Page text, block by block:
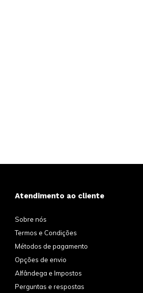
Atendimento ao cliente
Sobre nós
Termos e Condições
Métodos de pagamento
Opções de envio
Alfândega e Impostos
Perguntas e respostas